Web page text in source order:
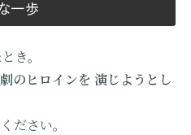
一歩
き。
のヒロインを 演じようとし
ださい。